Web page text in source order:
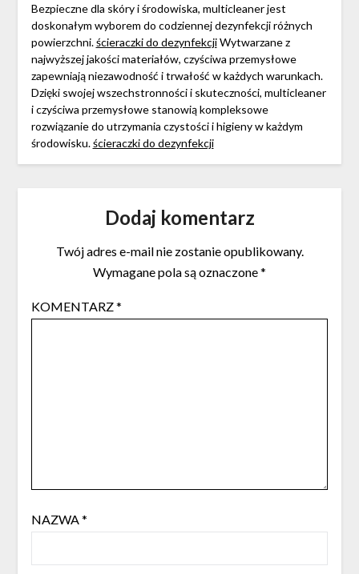
Bezpieczne dla skóry i środowiska, multicleaner jest
doskonałym wyborem do codziennej dezynfekcji różnych
powierzchni.ścieraczki do dezynfekcjiWytwarzane z
najwyższej jakości materiałów, czyściwa przemysłowe
zapewniają niezawodność i trwałość w każdych warunkach.
Dzięki swojej wszechstronności i skuteczności, multicleaner
i czyściwa przemysłowe stanowią kompleksowe
rozwiązanie do utrzymania czystości i higieny w każdym
środowisku.ścieraczki do dezynfekcji
Dodaj komentarz
Twój adres e-mail nie zostanie opublikowany.
Wymagane pola są oznaczone*
KOMENTARZ*
NAZWA *